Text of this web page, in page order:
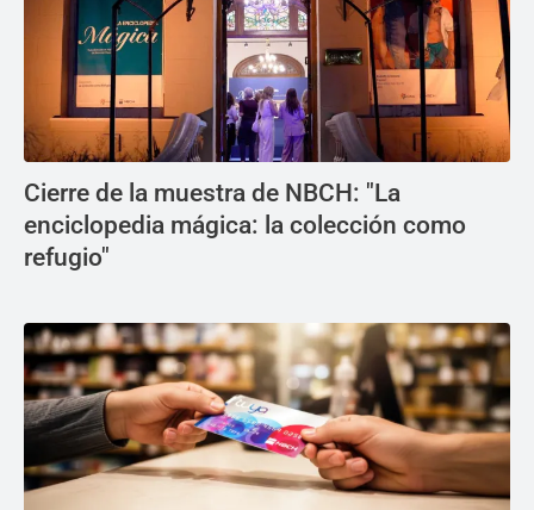
Cierre de la muestra de NBCH: "La
enciclopedia mágica: la colección como
refugio"